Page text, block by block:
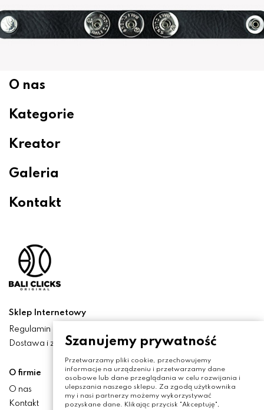
O nas
Kategorie
Kreator
Galeria
Kontakt
Sklep Internetowy
Regulamin
Dostawa i zwroty
O firmie
O nas
Kontakt
Szanujemy prywatność
Przetwarzamy pliki cookie, przechowujemy
informacje na urządzeniu i przetwarzamy dane
osobowe lub dane przeglądania w celu rozwijania i
ulepszania naszego sklepu. Za zgodą użytkownika
my i nasi partnerzy możemy wykorzystywać
pozyskane dane. Klikając przycisk "Akceptuję",